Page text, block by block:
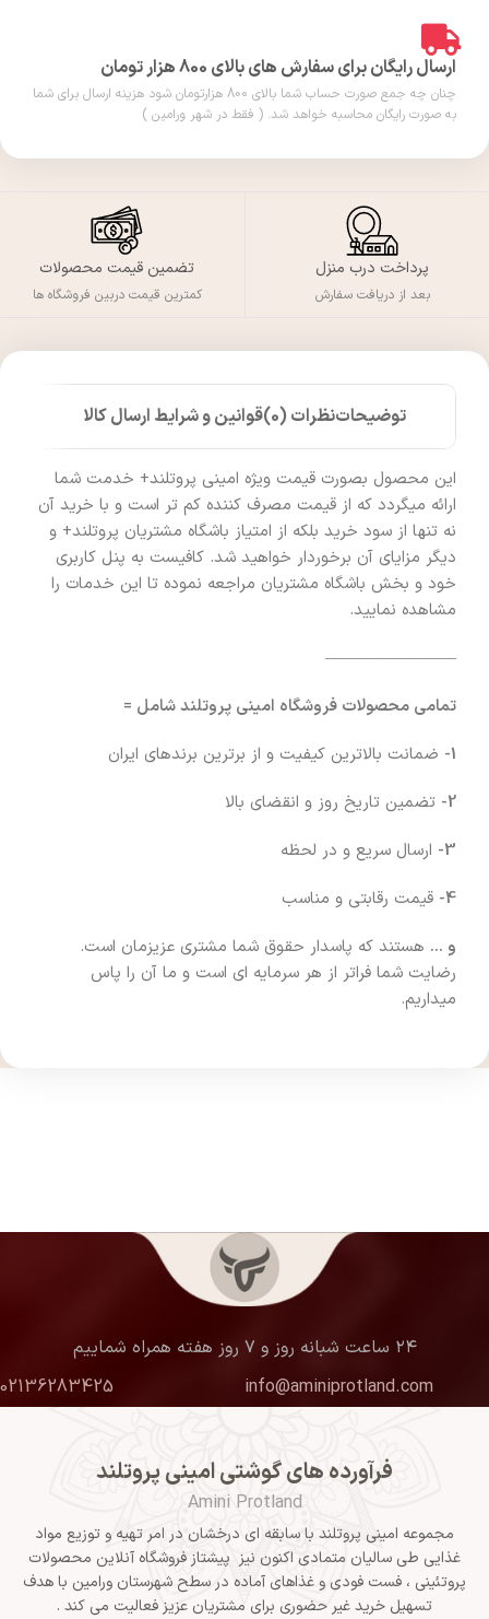
ارسال رایگان برای سفارش های بالای 800 هزار تومان
چنان چه جمع صورت حساب شما بالای 800 هزارتومان شود هزینه ارسال برای شما
به صورت رایگان محاسبه خواهد شد. ( فقط در شهر ورامین )
پرداخت درب منزل
بعد از دریافت سفارش
تضمین قیمت محصولات
کمترین قیمت دربین فروشگاه ها
توضیحاتنظرات (0) قوانین و شرایط ارسال کالا
این محصول بصورت قیمت ویژه امینی پروتلند+ خدمت شما
ارائه میگردد که از قیمت مصرف کننده کم تر است و با خرید آن
نه تنها از سود خرید بلکه از امتیاز باشگاه مشتریان پروتلند+ و
دیگر مزایای آن برخوردار خواهید شد. کافیست به پنل کاربری
خود و بخش باشگاه مشتریان مراجعه نموده تا این خدمات را
مشاهده نمایید.
————————
تمامی محصولات فروشگاه امینی پروتلند شامل =
1- ضمانت بالاترین کیفیت و از برترین برندهای ایران
2- تضمین تاریخ روز و انقضای بالا
3- ارسال سریع و در لحظه
4- قیمت رقابتی و مناسب
و … هستند که پاسدار حقوق شما مشتری عزیزمان است.
رضایت شما فراتر از هر سرمایه ای است و ما آن را پاس
میداریم.
۲۴ ساعت شبانه روز و ۷ روز هفته همراه شماییم
info@aminiprotland.com
02136283425
فرآورده های گوشتی امینی پروتلند
Amini Protland
مجموعه امینی پروتلند با سابقه ای درخشان در امر تهیه و توزیع مواد
غذایی طی سالیان متمادی اکنون نیز پیشتاز فروشگاه آنلاین محصولات
پروتئینی ، فست فودی و غذاهای آماده در سطح شهرستان ورامین با هدف
تسهیل خرید غیر حضوری برای مشتریان عزیز فعالیت می کند .